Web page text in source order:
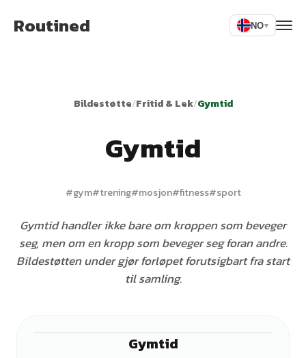
Routined NO▾
Bildestøtte/Fritid & Lek/Gymtid
Gymtid
#gym#trening#mosjon#fitness#sport
Gymtid handler ikke bare om kroppen som beveger
seg, men om en kropp som beveger seg foran andre.
Bildestøtten under gjør forløpet forutsigbart fra start
til samling.
Gymtid